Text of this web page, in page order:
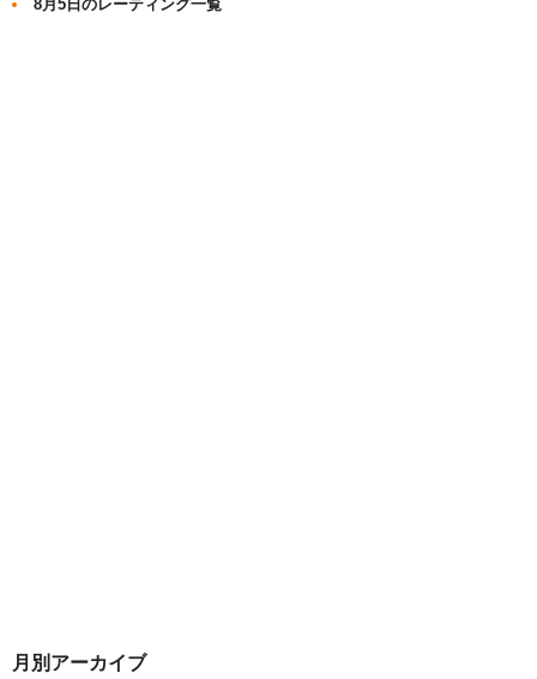
8月5日のレーティング一覧
月別アーカイブ